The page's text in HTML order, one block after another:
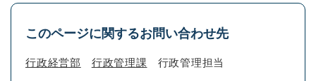
このページに関するお問い合わせ先
行政経営部 行政管理課 行政管理担当